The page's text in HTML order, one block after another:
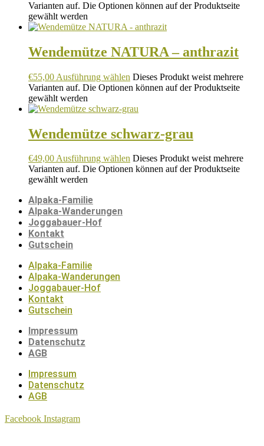
Varianten auf. Die Optionen können auf der Produktseite
gewählt werden
Wendemütze NATURA – anthrazit
€55,00 Ausführung wählen Dieses Produkt weist mehrere
Varianten auf. Die Optionen können auf der Produktseite
gewählt werden
Wendemütze schwarz-grau
€49,00Ausführung wählen Dieses Produkt weist mehrere
Varianten auf. Die Optionen können auf der Produktseite
gewählt werden
Alpaka-Familie
Alpaka-Wanderungen
Joggabauer-Hof
Kontakt
Gutschein
Alpaka-Familie
Alpaka-Wanderungen
Joggabauer-Hof
Kontakt
Gutschein
Impressum
Datenschutz
AGB
Impressum
Datenschutz
AGB
Facebook Instagram